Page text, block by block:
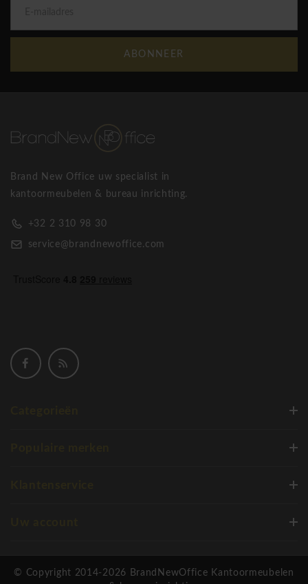
ABONNEER
Brand New Office uw specialist in
kantoormeubelen & bureau inrichting.
+32 2 310 98 30
service@brandnewoffice.com
© Copyright 2014-2026 BrandNewOffice Kantoormeubelen